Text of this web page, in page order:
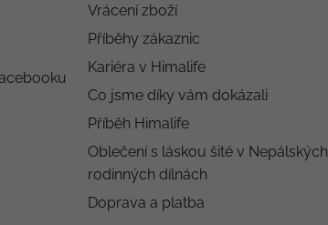
Vrácení zboží
Příběhy zákaznic
Kariéra v Himalife
Co jsme díky vám dokázali
Příběh Himalife
Oblečení s láskou šité v Nepálských
rodinných dílnách
Doprava a platba